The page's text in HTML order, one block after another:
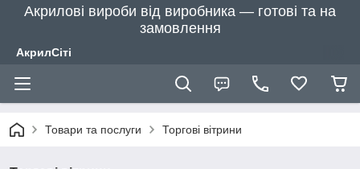
Акрилові вироби від виробника — готові та на
замовлення
АкрилСіті
Товари та послуги Торгові вітрини